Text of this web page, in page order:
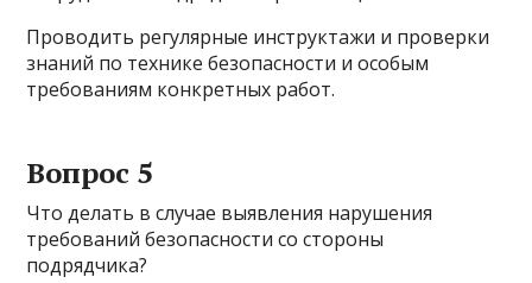
Проводить регулярные инструктажи и проверки
знаний по технике безопасности и особым
требованиям конкретных работ.
Вопрос 5
Что делать в случае выявления нарушения
требований безопасности со стороны
подрядчика?